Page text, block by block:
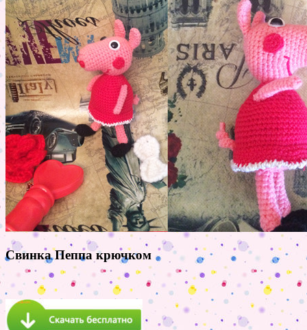
Свинка Пеппа крючком